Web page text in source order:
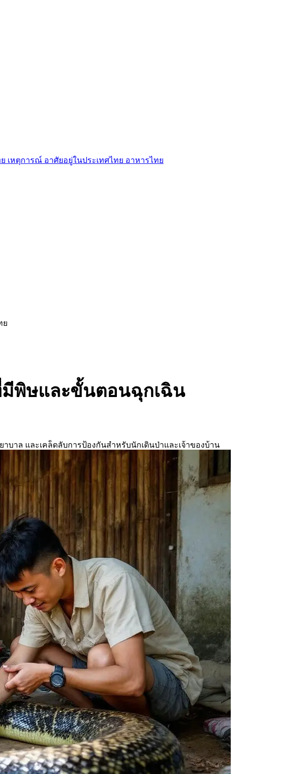
เหตุการณ์ อาศัยอยู่ในประเทศไทย อาหารไทย
ย
มีพิษและขั้นตอนฉุกเฉิน
บาล และเคล็ดลับการป้องกันสำหรับนักเดินป่าและเจ้าของบ้าน